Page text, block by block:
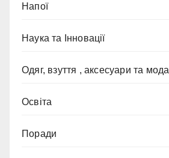
Напої
Наука та Інновації
Одяг, взуття , аксесуари та мода
Освіта
Поради